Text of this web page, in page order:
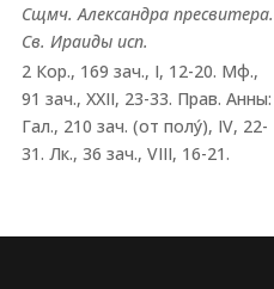
Сщмч.Александрапресвитера.
Св. Ираидыисп.
2 Кор., 169 зач., I, 12-20. Мф.,
91 зач., XXII, 23-33. Прав. Анны:
Гал., 210 зач. (от полу́), IV, 22-
31. Лк., 36 зач., VIII, 16-21.